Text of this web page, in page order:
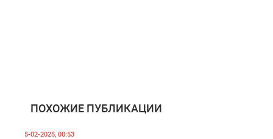
ПОХОЖИЕ ПУБЛИКАЦИИ
5-02-2025, 00:53